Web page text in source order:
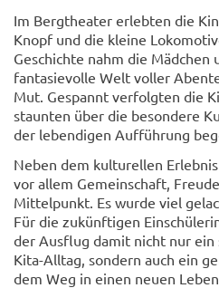
Im Bergtheater erlebten die
Knopf und die kleine
Geschichte nahm die Mädchen
fantasievolle Welt voller
Mut. Gespannt verfolgten die
staunten über die besondere
der lebendigen Aufführung
Neben dem kulturellen
vor allem Gemeinschaft,
Mittelpunkt. Es wurde viel
Für die zukünftigen
der Ausflug damit nicht nur ein
Kita-Alltag, sondern auch ein
dem Weg in einen neuen